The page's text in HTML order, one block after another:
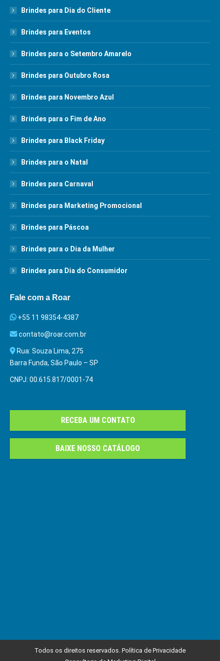
Brindes para Dia do Cliente
Brindes para Eventos
Brindes para o Setembro Amarelo
Brindes para Outubro Rosa
Brindes para Novembro Azul
Brindes para o Fim de Ano
Brindes para Black Friday
Brindes para o Natal
Brindes para Carnaval
Brindes para Marketing Promocional
Brindes para Páscoa
Brindes para o Dia da Mulher
Brindes para Dia do Consumidor
Fale com a Roar
+55 11 98354-4387
contato@roar.com.br
Rua: Souza Lima, 275
Barra Funda, São Paulo – SP
CNPJ: 00.615.817/0001-74
RECEBA UM CONTATO
BAIXE NOSSO CATÁLOGO
Todos os direitos reservados. Política de Privacidade